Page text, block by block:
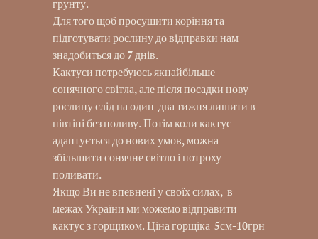
грунту.
Для того щоб просушити коріння та
підготувати рослину до відправки нам
знадобиться до 7 днів.
Кактуси потребуюсь якнайбільше
сонячного світла, але після посадки нову
рослину слід на один-два тижня лишити в
півтіні без поливу. Потім коли кактус
адаптується до нових умов, можна
збільшити сонячне світло і потроху
поливати.
Якщо Ви не впевнені у своїх силах, в
межах України ми можемо відправити
кактус з горщиком. Ціна горщіка 5см-10грн